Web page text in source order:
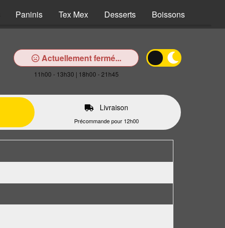
Paninis Tex Mex Desserts Boissons
Actuellement fermé...
11h00 - 13h30 | 18h00 - 21h45
Livraison
Précommande pour 12h00